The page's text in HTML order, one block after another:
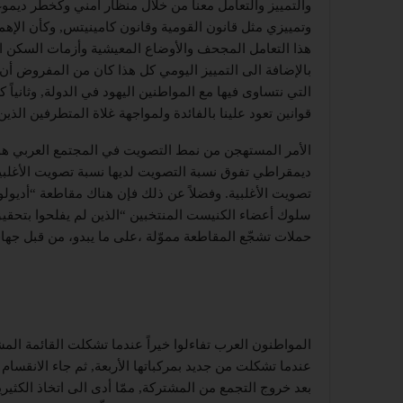
والتمييز والتعامل معنا من خلال منظار أمني وكخطر
وتمييزي مثل قانون القومية وقانون كامينيتس, وكأن
هذا التعامل المجحف والأوضاع المعيشية وأزمات السكن
بالإضافة الى التمييز اليومي كل هذا كان من المفروض
التي نتساوى فيها مع المواطنين اليهود في الدولة,
قوانين تعود علينا بالفائدة ولمواجهة غلاة المتطرفين
الأمر المستهجن من نمط التصويت في المجتمع العربي
ديمقراطي تفوق نسبة التصويت لديها نسبة تصويت
تصويت الأغلبية. وفضلاً عن ذلك فإن هناك مقاطعة
سلوك أعضاء الكنيست المنتخبين “الذين لم يفلحوا
حملات تشجّع المقاطعة مموّلة ،على ما يبدو، من قبل
المواطنون العرب تفاءلوا خيراً عندما تشكلت القائمة
عندما تشكلت من جديد بمركباتها الأربعة, ثم جاء
بعد خروج التجمع من المشتركة, ممّا أدى الى اتخاذ